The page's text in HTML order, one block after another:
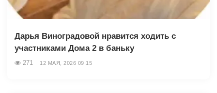
Дарья Виноградовой нравится ходить с
участниками Дома 2 в баньку
271 12 МАЯ, 2026 09:15